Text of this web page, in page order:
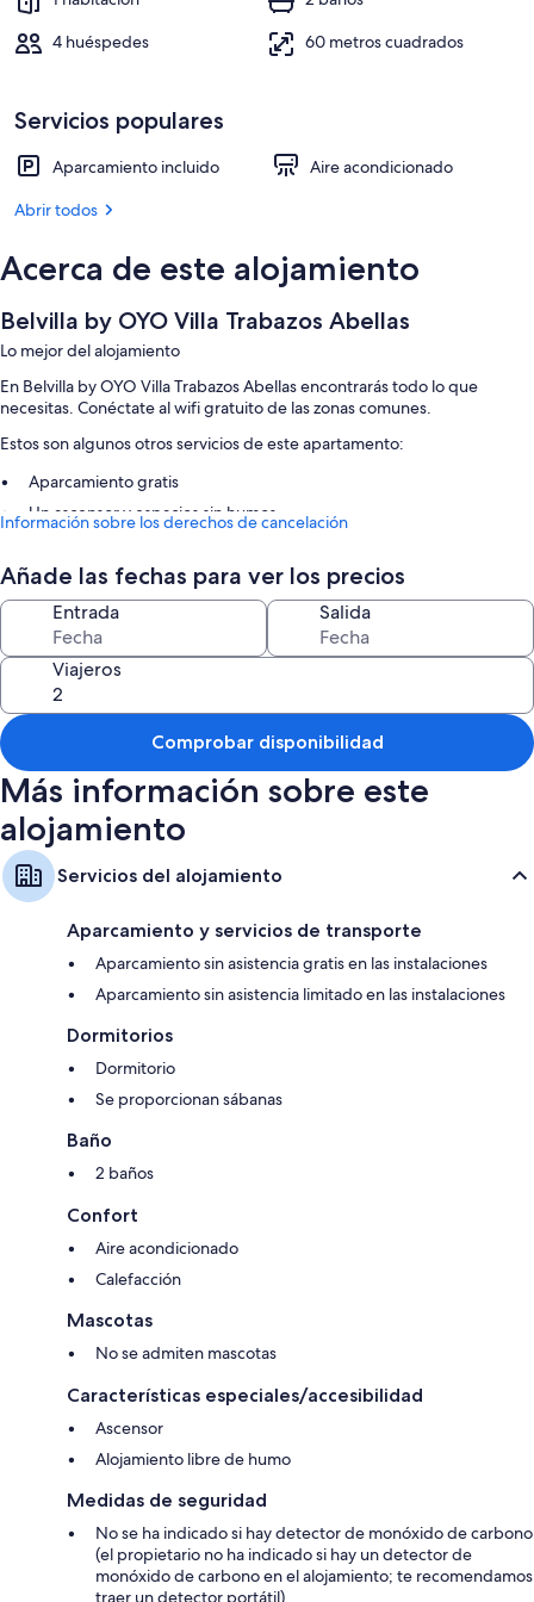
4 huéspedes
60 metros cuadrados
Servicios populares
Aparcamiento incluido
Aire acondicionado
Abrir todos
Acerca de este alojamiento
Belvilla by OYO Villa Trabazos Abellas
Lo mejor del alojamiento
En Belvilla by OYO Villa Trabazos Abellas encontrarás todo lo que
necesitas. Conéctate al wifi gratuito de las zonas comunes.
Estos son algunos otros servicios de este apartamento:
Aparcamiento gratis
Un ascensor y espacios sin humos
Todas las habitaciones de Belvilla by OYO Villa Trabazos Abellas brindan
comodidades como aire acondicionado.
Información sobre los derechos de cancelación
Añade las fechas para ver los precios
Entrada Salida
Viajeros
Comprobar disponibilidad
Más información sobre este
alojamiento
Servicios del alojamiento
Aparcamiento y servicios de transporte
Aparcamiento sin asistencia gratis en las instalaciones
Aparcamiento sin asistencia limitado en las instalaciones
Dormitorios
Dormitorio
Se proporcionan sábanas
Baño
2 baños
Confort
Aire acondicionado
Calefacción
Mascotas
No se admiten mascotas
Características especiales/accesibilidad
Ascensor
Alojamiento libre de humo
Medidas de seguridad
No se ha indicado si hay detector de monóxido de carbono
(el propietario no ha indicado si hay un detector de
monóxido de carbono en el alojamiento; te recomendamos
traer un detector portátil)